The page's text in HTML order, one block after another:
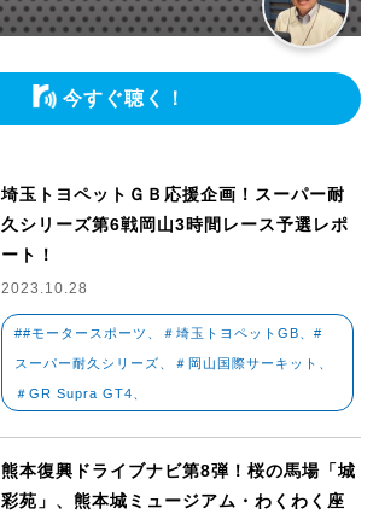
今すぐ聴く！
埼玉トヨペットＧＢ応援企画！スーパー耐
久シリーズ第6戦岡山3時間レース予選レポ
ート！
2023.10.28
##モータースポーツ、＃埼玉トヨペットGB、#
スーパー耐久シリーズ、＃岡山国際サーキット、
＃GR Supra GT4、
熊本復興ドライブナビ第8弾！桜の馬場「城
彩苑」、熊本城ミュージアム・わくわく座